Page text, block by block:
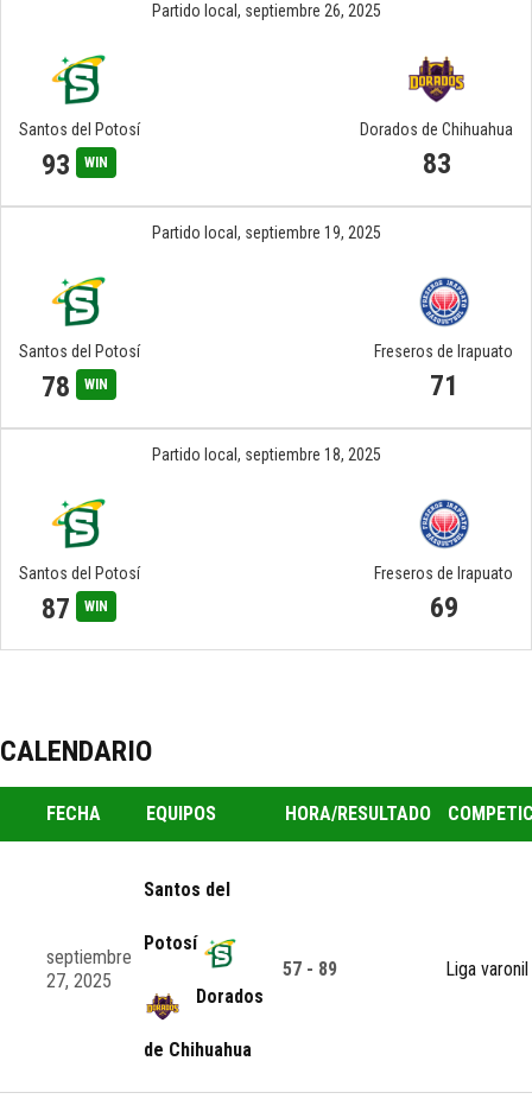
Partido local, septiembre 26, 2025
Santos del Potosí
93 WIN
Dorados de Chihuahua
83
Partido local, septiembre 19, 2025
Santos del Potosí
78 WIN
Freseros de Irapuato
71
Partido local, septiembre 18, 2025
Santos del Potosí
87 WIN
Freseros de Irapuato
69
CALENDARIO
FECHA EQUIPOS HORA/RESULTADO
septiembre
27, 2025
Santos del
Potosí
Dorados
de Chihuahua
57 - 89 Liga varonil